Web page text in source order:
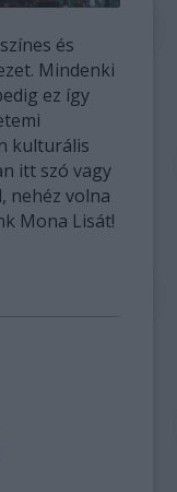
és
Mindenki
ez így
kulturális
itt szó vagy
nehéz volna
Mona Lisát!